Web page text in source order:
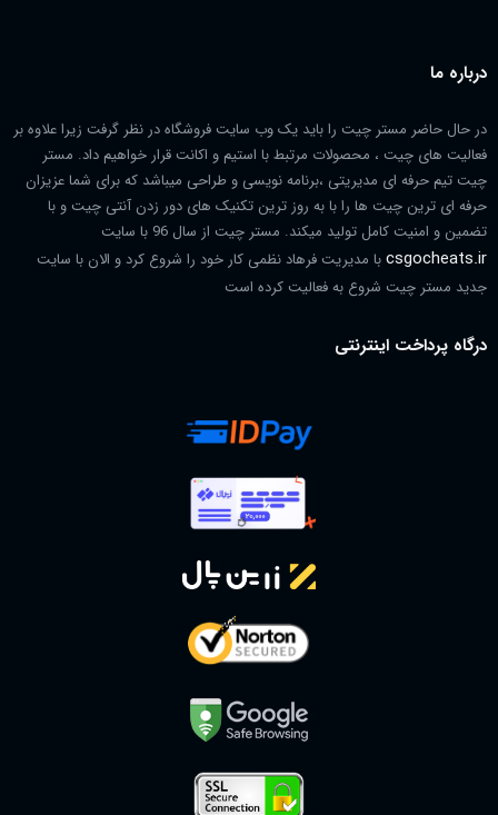
درباره ما
در حال حاضر مستر چیت را باید یک وب سایت فروشگاه در نظر گرفت زیرا علاوه بر
فعالیت های چیت ، محصولات مرتبط با استیم و اکانت قرار خواهیم داد. مستر
چیت تیم حرفه ای مدیریتی ،برنامه نویسی و طراحی میباشد که برای شما عزیزان
حرفه ای ترین چیت ها را با به روز ترین تکنیک های دور زدن آنتی چیت و با
تضمین و امنیت کامل تولید میکند. مستر چیت از سال 96 با سایت
csgocheats.irبا مدیریت فرهاد نظمی کار خود را شروع کرد و الان با سایت
جدید مستر چیت شروع به فعالیت کرده است
درگاه پرداخت اینترنتی